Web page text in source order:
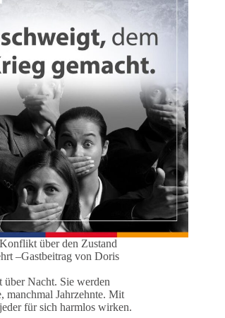
über den Zustand
–Gastbeitrag von Doris
über Nacht. Sie werden
manchmal Jahrzehnte. Mit
für sich harmlos wirken.